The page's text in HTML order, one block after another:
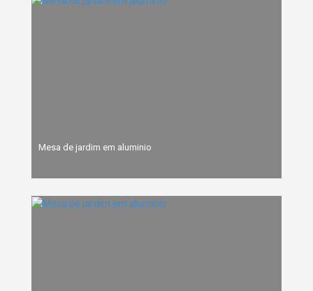
Mesa de jardim em aluminio